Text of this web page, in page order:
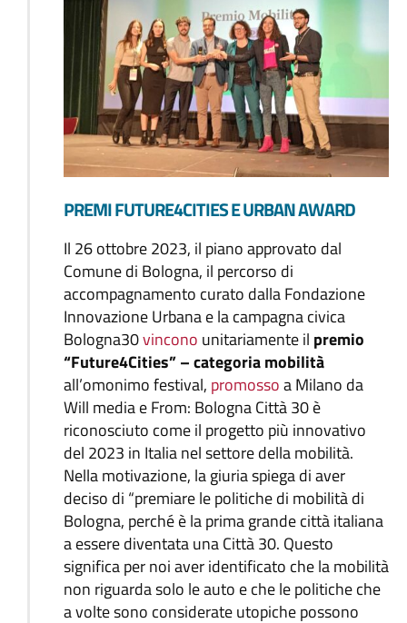
PREMI FUTURE4CITIES E URBAN AWARD
Il 26 ottobre 2023, il piano approvato dal
Comune di Bologna, il percorso di
accompagnamento curato dalla Fondazione
Innovazione Urbana e la campagna civica
Bologna30vincono unitariamente il premio
“Future4Cities” – categoria mobilità
all’omonimo festival, promossoa Milano da
Will media e From: Bologna Città 30 è
riconosciuto come il progetto più innovativo
del 2023 in Italia nel settore della mobilità.
Nella motivazione, la giuria spiega di aver
deciso di “premiare le politiche di mobilità di
Bologna, perché è la prima grande città italiana
a essere diventata una Città 30. Questo
significa per noi aver identificato che la mobilità
non riguarda solo le auto e che le politiche che
a volte sono considerate utopiche possono